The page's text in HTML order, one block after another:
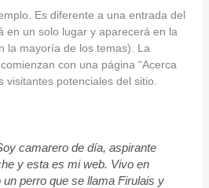
Es diferente a una entrada del
en un solo lugar y aparecerá en la
la mayoría de los temas). La
con una página “Acerca
visitantes potenciales del sitio.
camarero de día, aspirante
y esta es mi web. Vivo en
un perro que se llama Firulais y